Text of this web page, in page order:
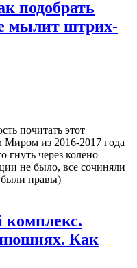
подобрать
мылит штрих-
почитать этот
Миром из 2016-2017 года
гнуть через колено
не было, все сочиняли
были правы)
Как